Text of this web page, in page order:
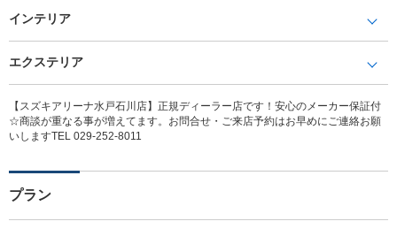
インテリア
エクステリア
【スズキアリーナ水戸石川店】正規ディーラー店です！安心のメーカー保証付
☆商談が重なる事が増えてます。お問合せ・ご来店予約はお早めにご連絡お願
いしますTEL 029-252-8011
プラン